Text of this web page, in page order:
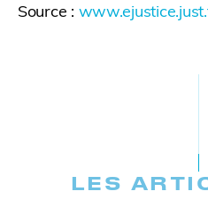
Source :
LES